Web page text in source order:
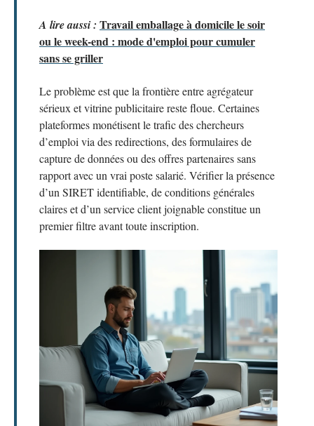
A lire aussi : Travail emballage à domicile le soir
ou le week-end : mode d'emploi pour cumuler
sans se griller
Le problème est que la frontière entre agrégateur
sérieux et vitrine publicitaire reste floue. Certaines
plateformes monétisent le trafic des chercheurs
d’emploi via des redirections, des formulaires de
capture de données ou des offres partenaires sans
rapport avec un vrai poste salarié. Vérifier la présence
d’un SIRET identifiable, de conditions générales
claires et d’un service client joignable constitue un
premier filtre avant toute inscription.